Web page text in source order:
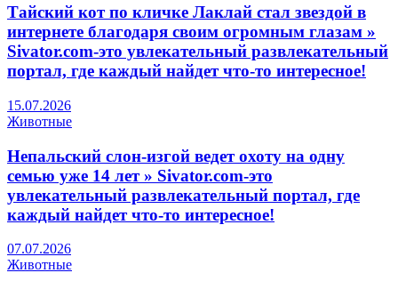
Тайский кот по кличке Лаклай стал звездой в
интернете благодаря своим огромным глазам »
Sivator.com-это увлекательный развлекательный
портал, где каждый найдет что-то интересное!
15.07.2026
Животные
Непальский слон-изгой ведет охоту на одну
семью уже 14 лет » Sivator.com-это
увлекательный развлекательный портал, где
каждый найдет что-то интересное!
07.07.2026
Животные